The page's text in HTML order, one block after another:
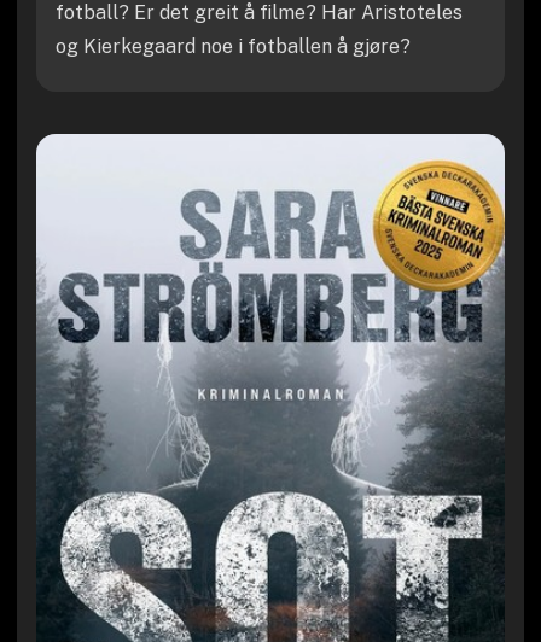
fotball? Er det greit å filme? Har Aristoteles
og Kierkegaard noe i fotballen å gjøre?